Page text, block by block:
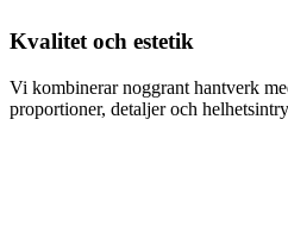
Kvalitet och estetik
Vi kombinerar noggrant hantverk
proportioner, detaljer och